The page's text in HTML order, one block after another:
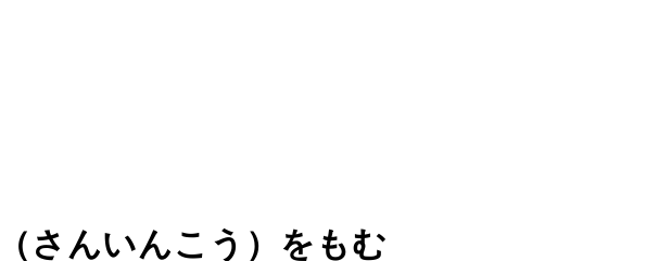
さんいんこう）をもむ